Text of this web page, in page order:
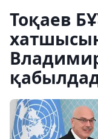
Тоқаев